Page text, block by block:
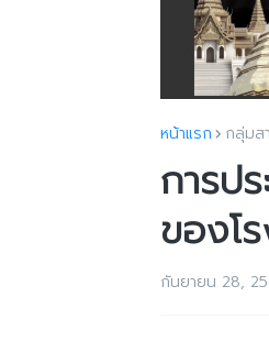
หน้าแรก กลุ่มส
การป
ของโ
กันยายน 28,